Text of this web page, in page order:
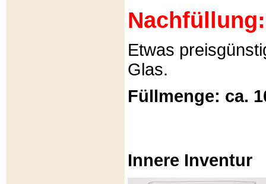
Etwas
Glas.
Füllmenge: ca.
Innere Inventur